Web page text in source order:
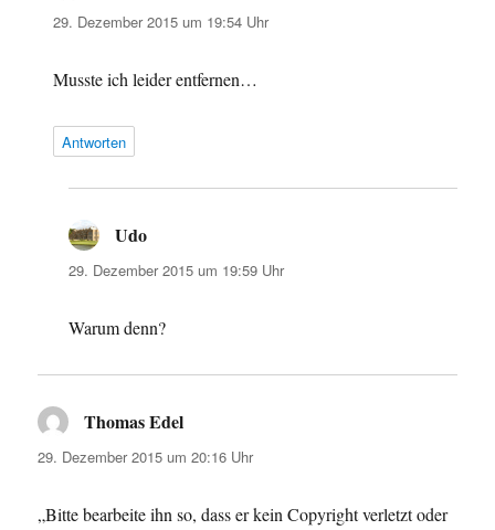
29. Dezember 2015 um 19:54 Uhr
Musste ich leider entfernen…
Antworten
Udo
29. Dezember 2015 um 19:59 Uhr
Warum denn?
Thomas Edel
29. Dezember 2015 um 20:16 Uhr
„Bitte bearbeite ihn so, dass er kein Copyright verletzt oder